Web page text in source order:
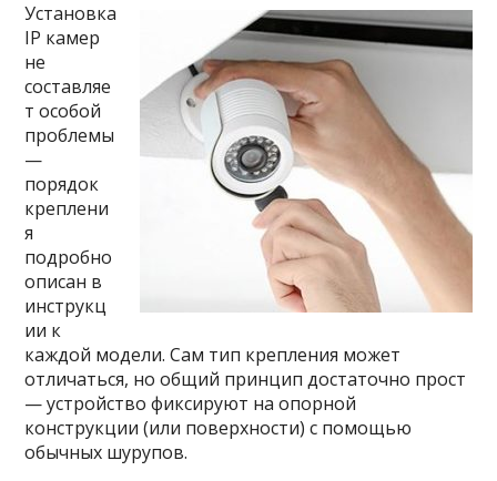
Установка
IP камер
не
составляе
т особой
проблемы
—
порядок
креплени
я
подробно
описан в
инструкц
ии к
каждой модели. Сам тип крепления может
отличаться, но общий принцип достаточно прост
— устройство фиксируют на опорной
конструкции (или поверхности) с помощью
обычных шурупов.